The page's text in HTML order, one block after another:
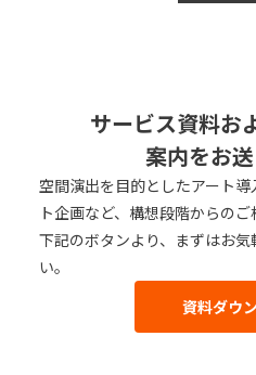
サービス資料お
案内をお
空間演出を目的としたアート
ト企画など、構想段階からのご
下記のボタンより、まずはお
い。
資料ダウ